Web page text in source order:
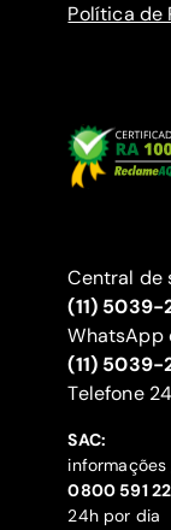
Política de
Central de
(11) 5039-
WhatsApp
(11) 5039-
‍Telefone
SAC:
‍0800 591
24h por dia